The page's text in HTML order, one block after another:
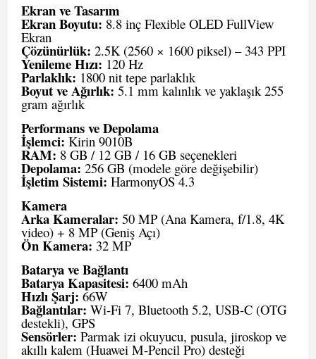
Ekran ve Tasarım
Ekran Boyutu: 8.8 inç Flexible OLED FullView
Ekran
Çözünürlük: 2.5K (2560 × 1600 piksel) – 343 PPI
Yenileme Hızı: 120 Hz
Parlaklık: 1800 nit tepe parlaklık
Boyut ve Ağırlık: 5.1 mm kalınlık ve yaklaşık 255
gram ağırlık
Performans ve Depolama
İşlemci: Kirin 9010B
RAM: 8 GB / 12 GB / 16 GB seçenekleri
Depolama: 256 GB (modele göre değişebilir)
İşletim Sistemi: HarmonyOS 4.3
Kamera
Arka Kameralar: 50 MP (Ana Kamera, f/1.8, 4K
video) + 8 MP (Geniş Açı)
Ön Kamera: 32 MP
Batarya ve Bağlantı
Batarya Kapasitesi: 6400 mAh
Hızlı Şarj: 66W
Bağlantılar: Wi-Fi 7, Bluetooth 5.2, USB-C (OTG
destekli), GPS
Sensörler: Parmak izi okuyucu, pusula, jiroskop ve
akıllı kalem (Huawei M-Pencil Pro) desteği